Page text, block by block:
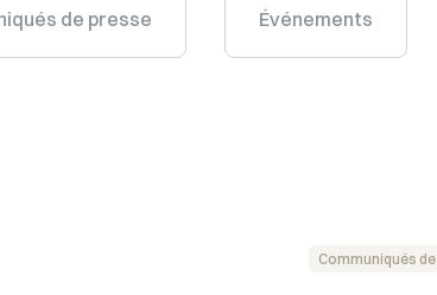
de presse Événements
Communiqués